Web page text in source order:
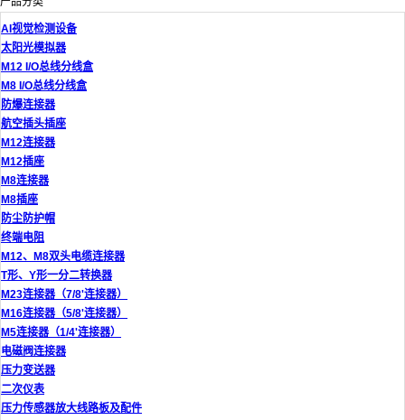
AI视觉检测设备
太阳光模拟器
M12 I/O总线分线盒
M8 I/O总线分线盒
防爆连接器
航空插头插座
M12连接器
M12插座
M8连接器
M8插座
防尘防护帽
终端电阻
M12、M8双头电缆连接器
T形、Y形一分二转换器
M23连接器（7/8'连接器）
M16连接器（5/8'连接器）
M5连接器（1/4'连接器）
电磁阀连接器
压力变送器
二次仪表
压力传感器放大线路板及配件